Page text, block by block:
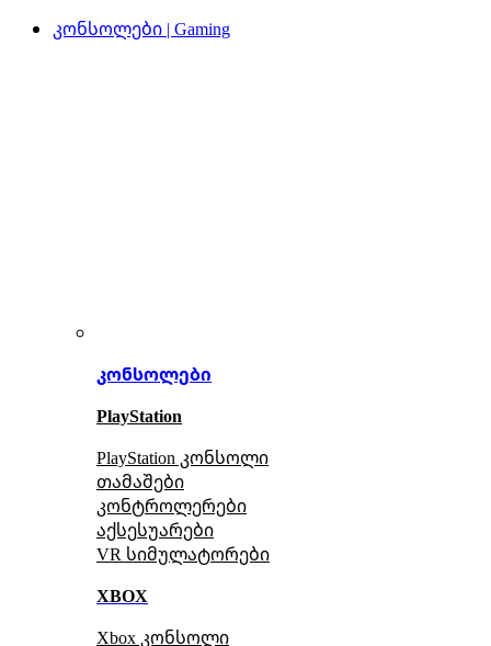
კონსოლები | Gaming
კონსოლები
PlayStation
PlayStation კონსოლი
თამაშები
კონტროლერები
აქსესუარები
VR სიმულატორები
XBOX
Xbox კონსოლი